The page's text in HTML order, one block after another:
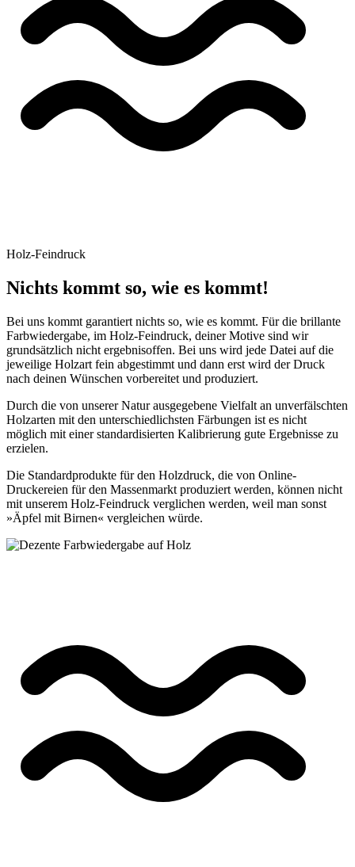
Holz-Feindruck
Nichts kommt so, wie es kommt!
Bei uns kommt garantiert nichts so, wie es kommt. Für die brillante
Farbwiedergabe, im Holz-Feindruck, deiner Motive sind wir
grundsätzlich nicht ergebnisoffen. Bei uns wird jede Datei auf die
jeweilige Holzart fein abgestimmt und dann erst wird der Druck
nach deinen Wünschen vorbereitet und produziert.
Durch die von unserer Natur ausgegebene Vielfalt an unverfälschten
Holzarten mit den unterschiedlichsten Färbungen ist es nicht
möglich mit einer standardisierten Kalibrierung gute Ergebnisse zu
erzielen.
Die Standardprodukte für den Holzdruck, die von Online-
Druckereien für den Massenmarkt produziert werden, können nicht
mit unserem Holz-Feindruck verglichen werden, weil man sonst
»Äpfel mit Birnen« vergleichen würde.